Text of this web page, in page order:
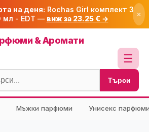
на деня: Rochas Girl комплект 3
мл - EDT — виж за 23.25 € → ×
& Аромати
☰
Блог
🧮 Калкулатори
🔍 Намери продукт
Търси
Мъжки парфюми Унисекс